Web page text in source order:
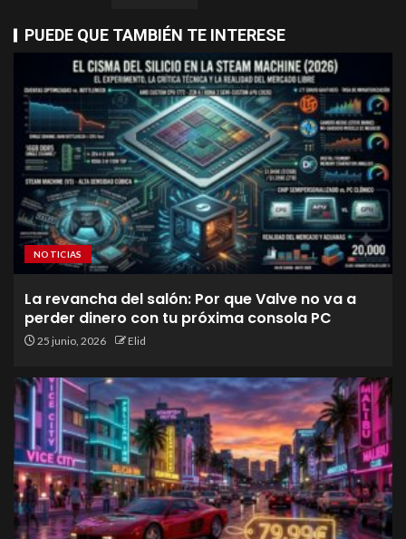
PUEDE QUE TAMBIÉN TE INTERESE
NOTICIAS
La revancha del salón: Por que Valve no va a
perder dinero con tu próxima consola PC
25 junio, 2026 Elid